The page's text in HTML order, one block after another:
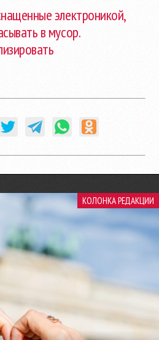
электроникой,
в мусор.
КОЛОНКА РЕДАКЦИИ